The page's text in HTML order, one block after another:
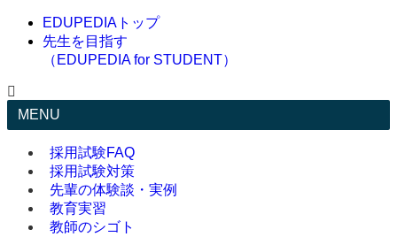
EDUPEDIAトップ
先生を目指す
（EDUPEDIA for STUDENT）
MENU
採用試験FAQ
採用試験対策
先輩の体験談・実例
教育実習
教師のシゴト